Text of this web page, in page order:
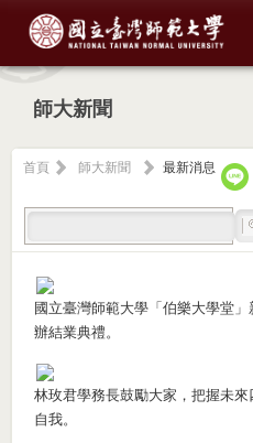
師大新聞
首頁 師大新聞
最新消息
國立臺灣師範大學「伯樂大學堂
辦結業典禮。
林玫君學務長鼓勵大家，把握未
自我。